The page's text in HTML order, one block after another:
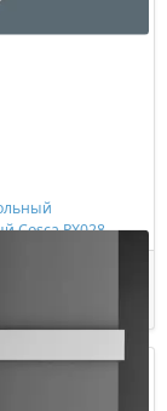
Cosca PX028